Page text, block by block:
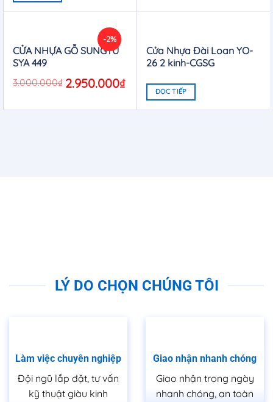
-2%
CỬA NHỰA GỖ SUNGYU
SYA 449
3.000.000₫ Original
price
2.950.000₫Current
price
Cửa Nhựa Đài Loan YO-
26 2 kinh-CGSG
ĐỌC TIẾP
LÝ DO CHỌN CHÚNG TÔI
Làm việc chuyên nghiệp
Đội ngũ lắp đặt, tư vấn
kỹ thuật giàu kinh
Giao nhận nhanh chóng
Giao nhận trong ngày
nhanh chóng, an toàn